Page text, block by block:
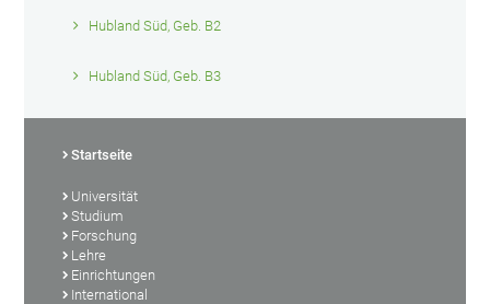
Hubland Süd, Geb. B2
Hubland Süd, Geb. B3
Startseite
Universität
Studium
Forschung
Lehre
Einrichtungen
International